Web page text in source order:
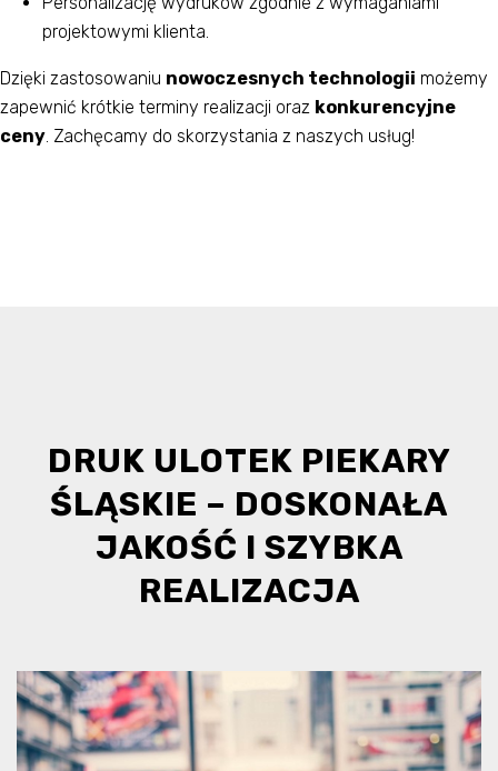
projektowymi klienta.
Dzięki zastosowaniu nowoczesnych technologii możemy
zapewnić krótkie terminy realizacji oraz konkurencyjne
ceny. Zachęcamy do skorzystania z naszych usług!
DRUK ULOTEK PIEKARY
ŚLĄSKIE – DOSKONAŁA
JAKOŚĆ I SZYBKA
REALIZACJA